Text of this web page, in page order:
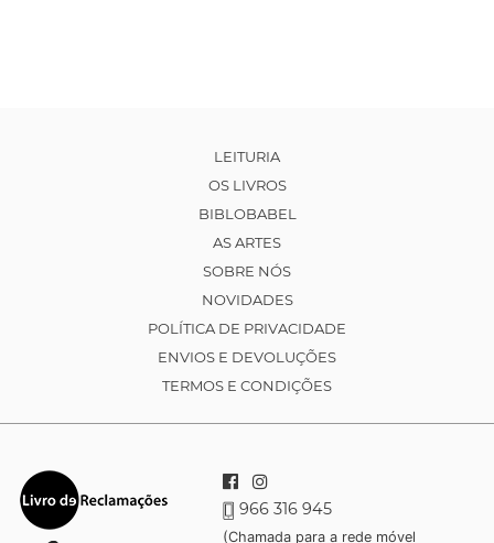
LEITURIA
OS LIVROS
BIBLOBABEL
AS ARTES
SOBRE NÓS
NOVIDADES
POLÍTICA DE PRIVACIDADE
ENVIOS E DEVOLUÇÕES
TERMOS E CONDIÇÕES
966 316 945
(Chamada para a rede móvel